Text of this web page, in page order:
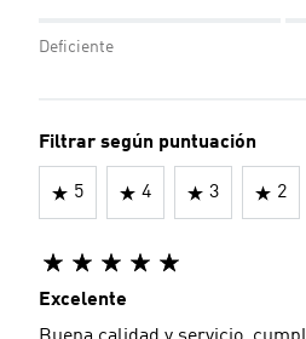
Deficiente
Filtrar según puntuación
5 4 3 2
Excelente